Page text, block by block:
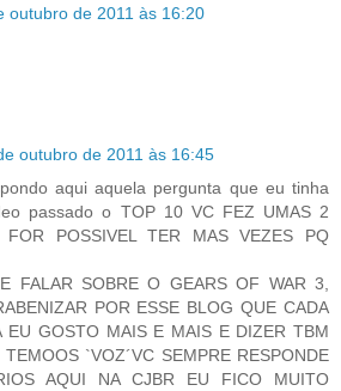
outubro de 2011 às 16:20
outubro de 2011 às 16:45
aqui aquela pergunta que eu tinha
passado o TOP 10 VC FEZ UMAS 2
POSSIVEL TER MAS VEZES PQ
FALAR SOBRE O GEARS OF WAR 3,
POR ESSE BLOG QUE CADA
EU GOSTO MAIS E MAIS E DIZER TBM
`VOZ´VC SEMPRE RESPONDE
AQUI NA CJBR EU FICO MUITO